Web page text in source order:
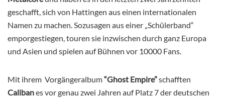
geschafft, sich von Hattingen aus einen internationalen
Namen zu machen. Sozusagen aus einer „Schülerband“
emporgestiegen, touren sie inzwischen durch ganz Europa
und Asien und spielen auf Bühnen vor 10000 Fans.
Mit ihrem Vorgängeralbum“Ghost Empire”schafften
Calibanes vor genau zwei Jahren auf Platz 7 der deutschen